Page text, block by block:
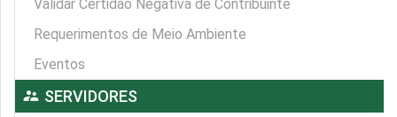
Validar Certidão Negativa de Contribuinte
Requerimentos de Meio Ambiente
Eventos
supervisor_account SERVIDORES